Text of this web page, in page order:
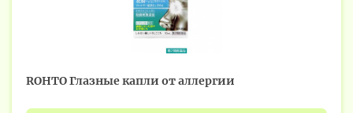
ROHTO Глазные капли от аллергии